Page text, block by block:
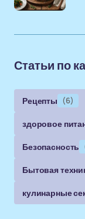
Статьи по
Рецепты (6)
здоровое
Безопасность
Бытовая
кулинарные